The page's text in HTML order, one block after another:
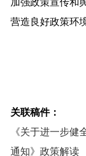
加强政策宣传和
营造良好政策环
关联稿件：
《关于进一步
通知》政策解读